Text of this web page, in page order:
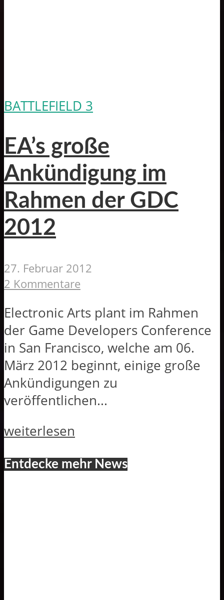
BATTLEFIELD 3
EA’s große
Ankündigung im
Rahmen der GDC
2012
27. Februar 2012
2 Kommentare
Electronic Arts plant im Rahmen
der Game Developers Conference
in San Francisco, welche am 06.
März 2012 beginnt, einige große
Ankündigungen zu
veröffentlichen...
weiterlesen
Entdecke mehr News